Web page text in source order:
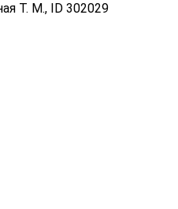
Т. М., ID 302029